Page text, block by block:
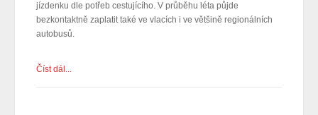
jízdenku dle potřeb cestujícího. V průběhu léta půjde
bezkontaktně zaplatit také ve vlacích i ve většině regionálních
autobusů.
Číst dál...